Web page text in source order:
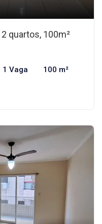
quartos, 100m²
1 Vaga 100 m²